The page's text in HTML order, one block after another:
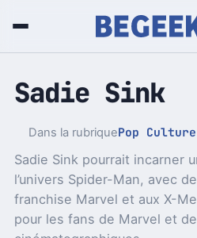
Sadie Sink
Dans la rubriquePop Culture
Sadie Sink pourrait incarner
l’univers Spider-Man, avec
franchise Marvel et aux X-
pour les fans de Marvel et